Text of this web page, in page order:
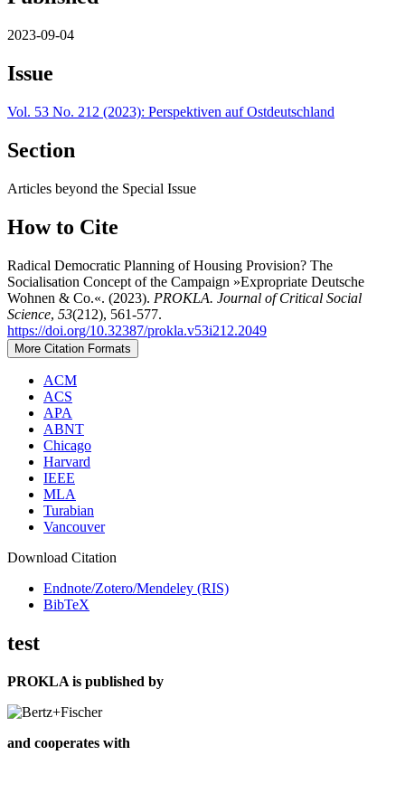
2023-09-04
Issue
Vol. 53 No. 212 (2023): Perspektiven auf Ostdeutschland
Section
Articles beyond the Special Issue
How to Cite
Radical Democratic Planning of Housing Provision? The
Socialisation Concept of the Campaign »Expropriate Deutsche
Wohnen & Co.«. (2023). PROKLA. Journal of Critical Social
Science, 53(212), 561-577.
https://doi.org/10.32387/prokla.v53i212.2049
More Citation Formats
ACM
ACS
APA
ABNT
Chicago
Harvard
IEEE
MLA
Turabian
Vancouver
Download Citation
Endnote/Zotero/Mendeley (RIS)
BibTeX
test
PROKLA is published by
and cooperates with